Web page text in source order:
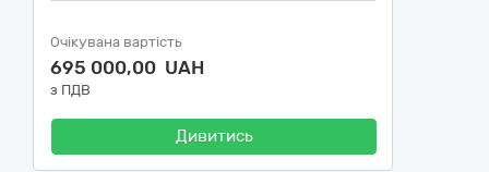
Очікувана вартість
695 000,00 UAH
з ПДВ
Дивитись